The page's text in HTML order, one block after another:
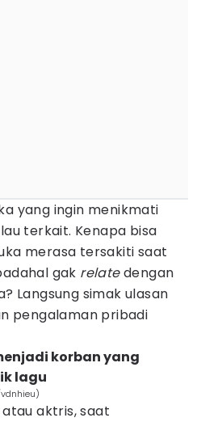
yang ingin menikmati
terkait. Kenapa bisa
merasa tersakiti saat
gak relatedengan
Langsung simak ulasan
pengalaman pribadi
korban yang
lagu
aktris, saat